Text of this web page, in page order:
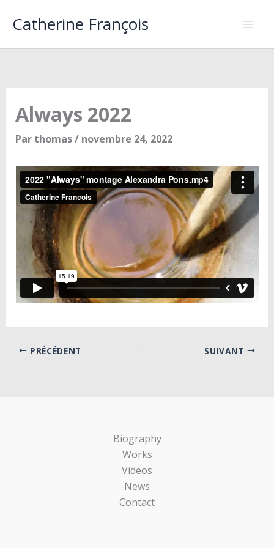
Catherine François
Always 2022
Par thomas/ novembre 24, 2022
PRÉCÉDENT SUIVANT
Biography
Works
Videos
News
Contact